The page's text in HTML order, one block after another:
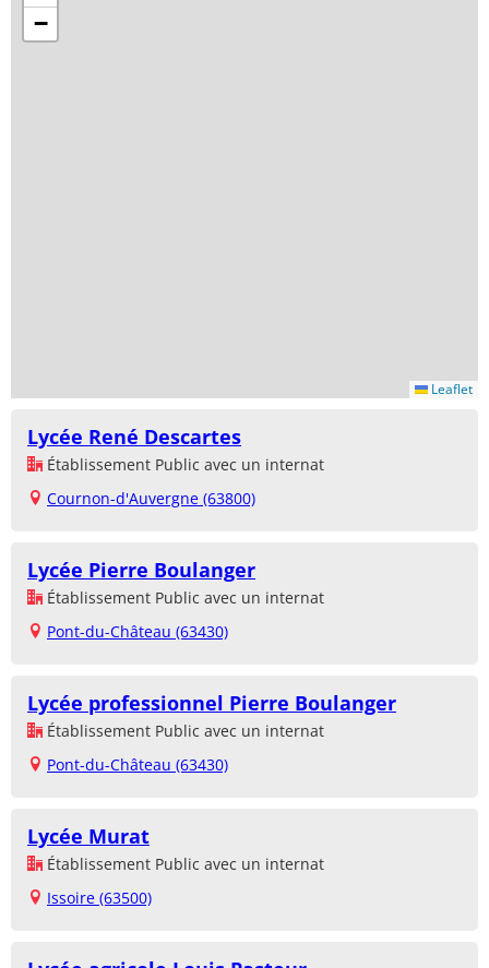
−
Leaflet
Lycée René Descartes
Établissement Public avec un internat
Cournon-d'Auvergne (63800)
Lycée Pierre Boulanger
Établissement Public avec un internat
Pont-du-Château (63430)
Lycée professionnel Pierre Boulanger
Établissement Public avec un internat
Pont-du-Château (63430)
Lycée Murat
Établissement Public avec un internat
Issoire (63500)